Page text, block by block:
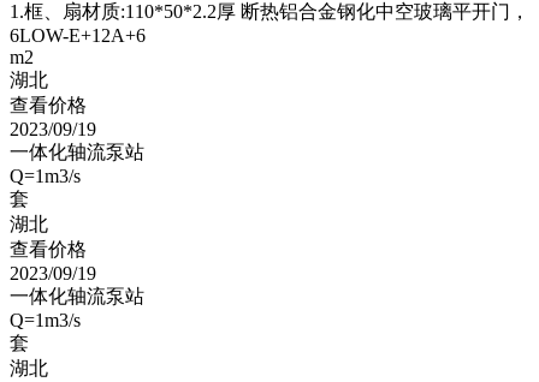
1.框、扇材质:110*50*2.2厚 断热铝合金钢化中空玻璃平开门，
6LOW-E+12A+6
m2
湖北
查看价格
2023/09/19
一体化轴流泵站
Q=1m3/s
套
湖北
查看价格
2023/09/19
一体化轴流泵站
Q=1m3/s
套
湖北